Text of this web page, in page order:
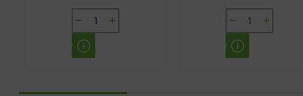
DR.THEISS
GEL
ZA
PASTA
ZA
ZUBE